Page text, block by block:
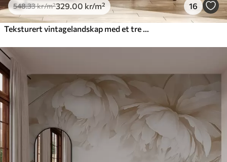
548.33kr/m²329 .00 kr/m² 16